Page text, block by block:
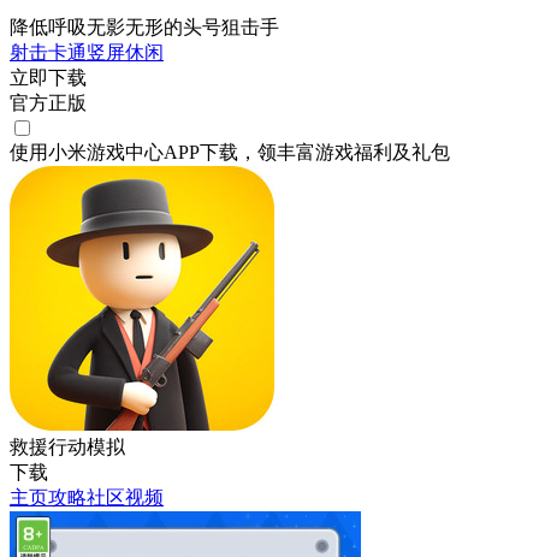
降低呼吸无影无形的头号狙击手
射击卡通竖屏休闲
立即下载
官方正版
使用小米游戏中心APP下载 ，领丰富游戏福利 及礼包
救援行动模拟
下载
主页攻略社区视频